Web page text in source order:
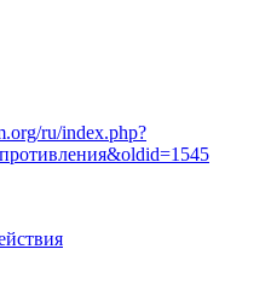
ru/index.php?